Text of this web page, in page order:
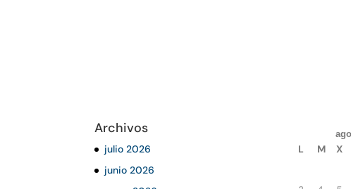
Archivos
julio 2026
junio 2026
L M X